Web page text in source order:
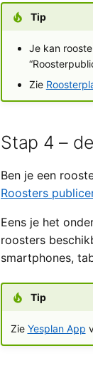
Tip
Je kan
Zie
Stap 4 –
Ben je een
Roosters
Eens je het
roosters
smartphones,
Tip
Zie Yesplan App